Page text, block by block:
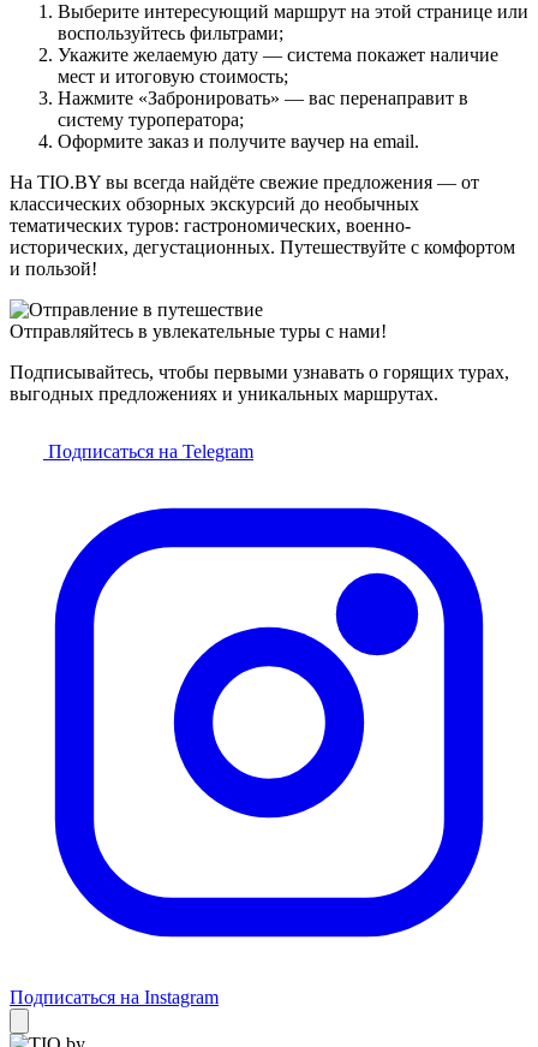
Выберите интересующий маршрут на этой странице или
воспользуйтесь фильтрами;
Укажите желаемую дату — система покажет наличие
мест и итоговую стоимость;
Нажмите «Забронировать» — вас перенаправит в
систему туроператора;
Оформите заказ и получите ваучер на email.
На TIO.BY вы всегда найдёте свежие предложения — от
классических обзорных экскурсий до необычных
тематических туров: гастрономических, военно-
исторических, дегустационных. Путешествуйте с комфортом
и пользой!
Отправляйтесь в увлекательные туры с нами!
Подписывайтесь, чтобы первыми узнавать о горящих турах,
выгодных предложениях и уникальных маршрутах.
Подписаться на Telegram
Подписаться на Instagram